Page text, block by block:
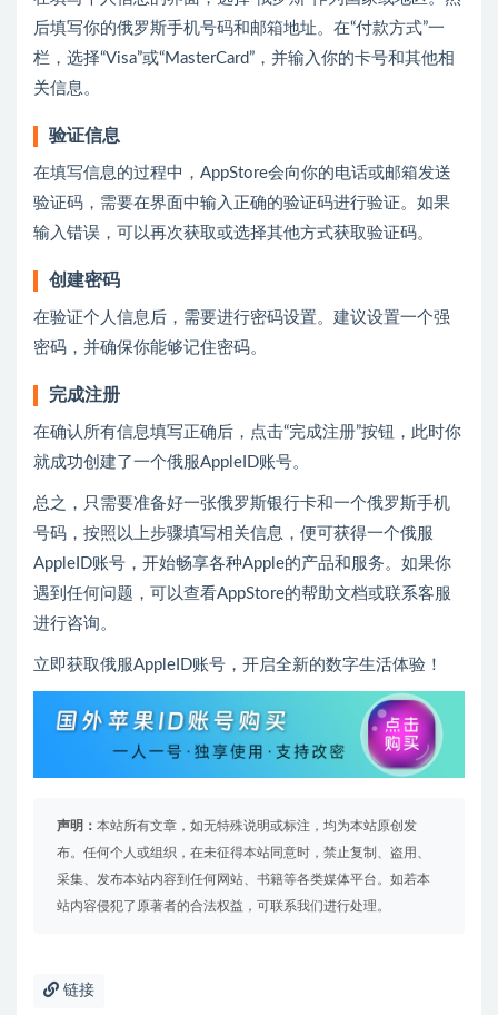
后填写你的俄罗斯手机号码和邮箱地址。在“付款方式”一
栏，选择“Visa”或“MasterCard”，并输入你的卡号和其他相
关信息。
验证信息
在填写信息的过程中，AppStore会向你的电话或邮箱发送
验证码，需要在界面中输入正确的验证码进行验证。如果
输入错误，可以再次获取或选择其他方式获取验证码。
创建密码
在验证个人信息后，需要进行密码设置。建议设置一个强
密码，并确保你能够记住密码。
完成注册
在确认所有信息填写正确后，点击“完成注册”按钮，此时你
就成功创建了一个俄服AppleID账号。
总之，只需要准备好一张俄罗斯银行卡和一个俄罗斯手机
号码，按照以上步骤填写相关信息，便可获得一个俄服
AppleID账号，开始畅享各种Apple的产品和服务。如果你
遇到任何问题，可以查看AppStore的帮助文档或联系客服
进行咨询。
立即获取俄服AppleID账号，开启全新的数字生活体验！
声明： 本站所有文章，如无特殊说明或标注，均为本站原创发
布。任何个人或组织，在未征得本站同意时，禁止复制、盗用、
采集、发布本站内容到任何网站、书籍等各类媒体平台。如若本
站内容侵犯了原著者的合法权益，可联系我们进行处理。
链接